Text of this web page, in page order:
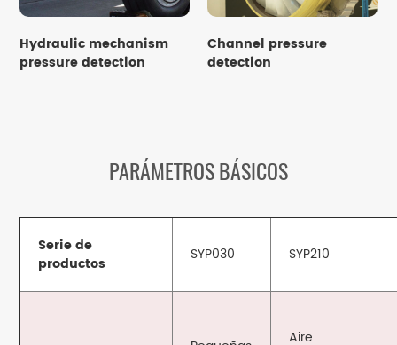
Hydraulic mechanism
pressure detection
Channel pressure
detection
PARÁMETROS BÁSICOS
Serie de
productos
SYP030 SYP210
Aire